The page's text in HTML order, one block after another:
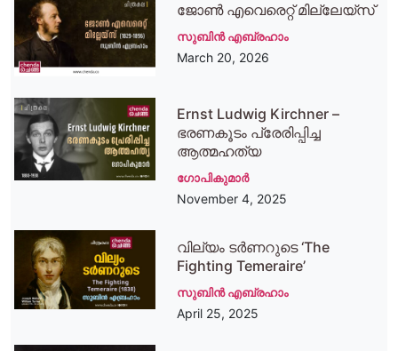
ജോൺ എവെരെറ്റ് മില്ലേയ്‌സ്
സുബിന്‍ എബ്രഹാം
March 20, 2026
Ernst Ludwig Kirchner –
ഭരണകൂടം പ്രേരിപ്പിച്ച
ആത്മഹത്യ
ഗോപികുമാര്‍
November 4, 2025
വില്യം ടർണറുടെ ‘The
Fighting Temeraire’
സുബിന്‍ എബ്രഹാം
April 25, 2025